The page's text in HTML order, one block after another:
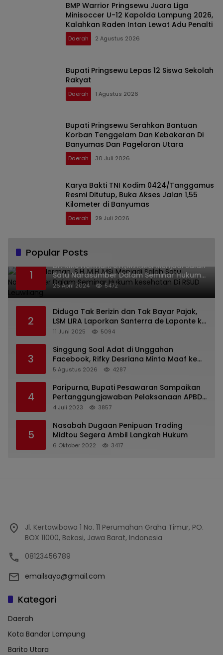
BMP Warrior Pringsewu Juara Liga
Minisoccer U-12 Kapolda Lampung 2026,
Kalahkan Raden Intan Lewat Adu Penalti
Daerah 2 Agustus 2026
Bupati Pringsewu Lepas 12 Siswa Sekolah
Rakyat
Daerah 1 Agustus 2026
Bupati Pringsewu Serahkan Bantuan
Korban Tenggelam Dan Kebakaran Di
Banyumas Dan Pagelaran Utara
Daerah 30 Juli 2026
Karya Bakti TNI Kodim 0424/Tanggamus
Resmi Ditutup, Buka Akses Jalan 1,55
Kilometer di Banyumas
Daerah 29 Juli 2026
Popular Posts
1
Dr. KMS Herman, S.H.,M.H.,MSi Menjadi Salah
Satu Narasumber Dalam Seminar Hukum
kesehatan Di RSUD Leuwiliang
26 April 2024 5472
2
Diduga Tak Berizin dan Tak Bayar Pajak,
LSM LIRA Laporkan Santerra de Laponte ke
Kejaksaan Kota Batu
11 Juni 2025 5094
3
Singgung Soal Adat di Unggahan
Facebook, Rifky Desriana Minta Maaf ke
PDA dan Bupati Kubar
5 Agustus 2026 4287
4
Paripurna, Bupati Pesawaran Sampaikan
Pertanggungjawaban Pelaksanaan APBD
2022
4 Juli 2023 3857
5
Nasabah Dugaan Penipuan Trading
Midtou Segera Ambil Langkah Hukum
6 Oktober 2022 3417
Jl. Kertawibawa 1 No. 11 Perumahan Graha Timur, PO.
BOX 11000, Bekasi, Jawa Barat, Indonesia
08123456789
emailsaya@gmail.com
Kategori
Daerah
Kota Bandar Lampung
Barito Utara